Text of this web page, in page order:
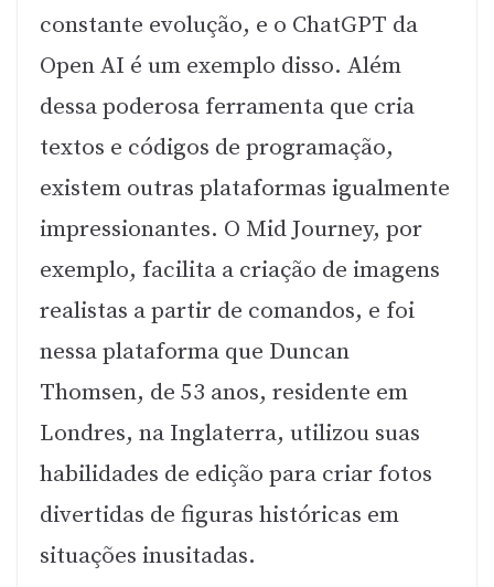
constante evolução, e o ChatGPT da
Open AI é um exemplo disso. Além
dessa poderosa ferramenta que cria
textos e códigos de programação,
existem outras plataformas igualmente
impressionantes. O Mid Journey, por
exemplo, facilita a criação de imagens
realistas a partir de comandos, e foi
nessa plataforma que Duncan
Thomsen, de 53 anos, residente em
Londres, na Inglaterra, utilizou suas
habilidades de edição para criar fotos
divertidas de figuras históricas em
situações inusitadas.